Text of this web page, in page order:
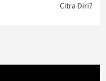
Citra Diri?